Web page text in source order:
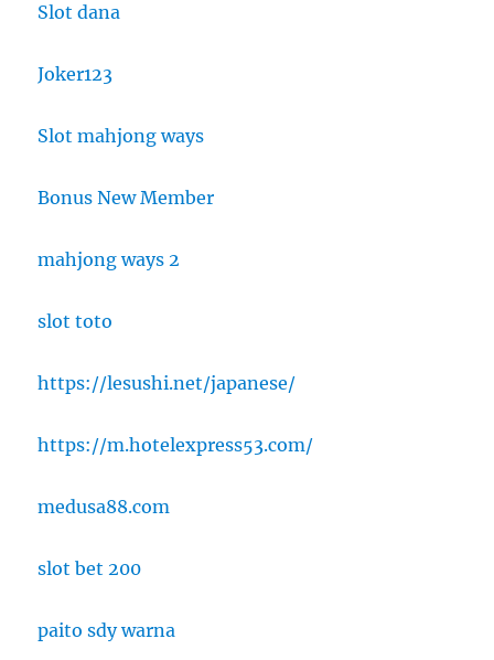
Slot dana
Joker123
Slot mahjong ways
Bonus New Member
mahjong ways 2
slot toto
https://lesushi.net/japanese/
https://m.hotelexpress53.com/
medusa88.com
slot bet 200
paito sdy warna